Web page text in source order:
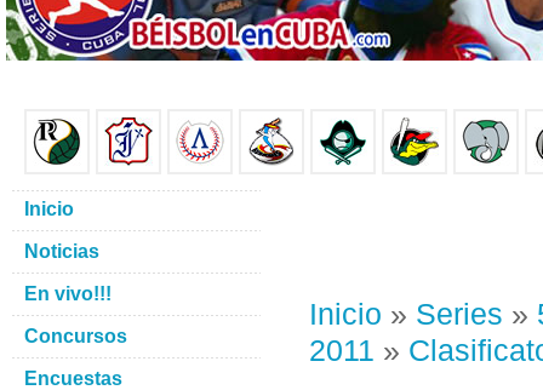
Inicio » Series »
2011 »
Inicio
Noticias
En vivo!!!
Concursos
Encuestas